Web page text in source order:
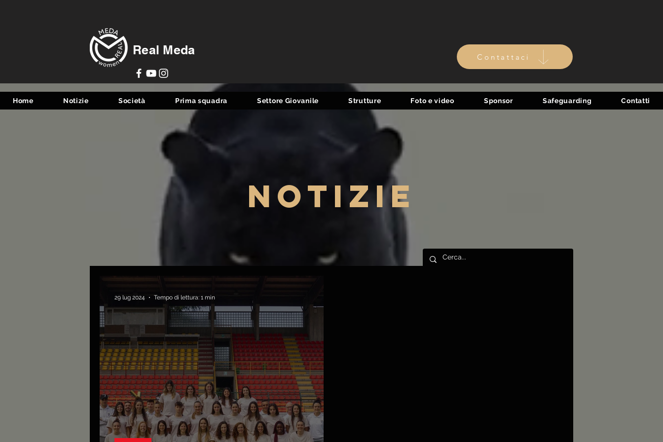
Real Meda Contattaci
Home Notizie Società Prima squadra Settore Giovanile Strutture Foto e video Sponsor Safeguarding Contatti
notizie
29 lug 2024 Tempo di lettura: 1 min